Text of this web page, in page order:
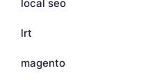
local seo
lrt
magento